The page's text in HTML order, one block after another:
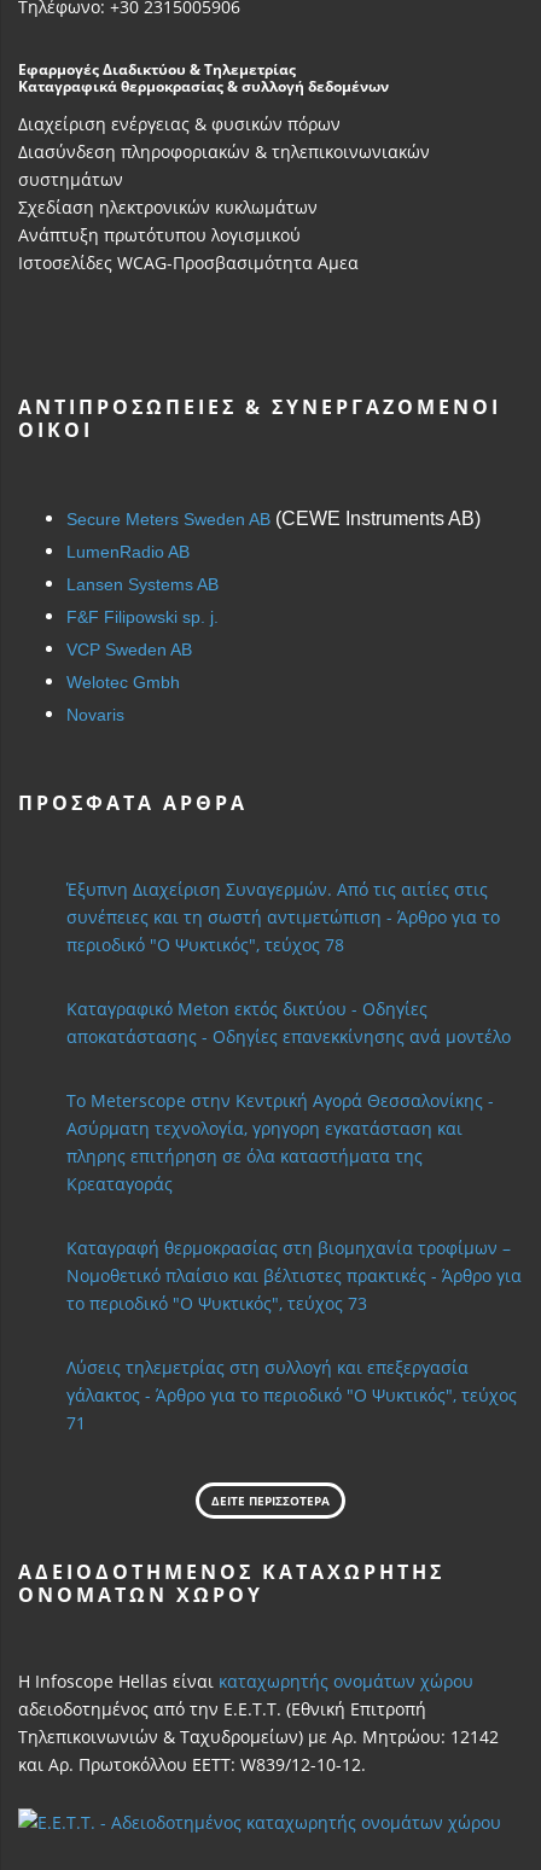
Τηλέφωνο: +30 2315005906
Εφαρμογές Διαδικτύου & Τηλεμετρίας
Καταγραφικά θερμοκρασίας & συλλογή δεδομένων
Διαχείριση ενέργειας & φυσικών πόρων
Διασύνδεση πληροφοριακών & τηλεπικοινωνιακών
συστημάτων
Σχεδίαση ηλεκτρονικών κυκλωμάτων
Ανάπτυξη πρωτότυπου λογισμικού
Ιστοσελίδες WCAG-Προσβασιμότητα Αμεα
ΑΝΤΙΠΡΟΣΩΠΕΊΕΣ & ΣΥΝΕΡΓΑΖΌΜΕΝΟΙ
ΟΊΚΟΙ
Secure Meters Sweden AB (CEWE Instruments AB)
LumenRadio AB
Lansen Systems AB
F&F Filipowski sp. j.
VCP Sweden AB
Welotec Gmbh
Novaris
ΠΡΌΣΦΑΤΑ ΆΡΘΡΑ
Έξυπνη Διαχείριση Συναγερμών. Από τις αιτίες στις
συνέπειες και τη σωστή αντιμετώπιση - Άρθρο για το
περιοδικό "Ο Ψυκτικός", τεύχος 78
Καταγραφικό Meton εκτός δικτύου - Οδηγίες
αποκατάστασης - Οδηγίες επανεκκίνησης ανά μοντέλο
Το Meterscope στην Κεντρική Αγορά Θεσσαλονίκης -
Ασύρματη τεχνολογία, γρηγορη εγκατάσταση και
πληρης επιτήρηση σε όλα καταστήματα της
Κρεαταγοράς
Καταγραφή θερμοκρασίας στη βιομηχανία τροφίμων –
Νομοθετικό πλαίσιο και βέλτιστες πρακτικές - Άρθρο για
το περιοδικό "Ο Ψυκτικός", τεύχος 73
Λύσεις τηλεμετρίας στη συλλογή και επεξεργασία
γάλακτος - Άρθρο για το περιοδικό "Ο Ψυκτικός", τεύχος
71
ΔΕΙΤΕ ΠΕΡΙΣΣΟΤΕΡΑ
ΑΔΕΙΟΔΟΤΗΜΈΝΟΣ ΚΑΤΑΧΩΡΗΤΉΣ
ΟΝΟΜΆΤΩΝ ΧΏΡΟΥ
Η Infoscope Hellas είναι καταχωρητής ονομάτων χώρου
αδειοδοτημένος από την Ε.Ε.Τ.Τ. (Εθνική Επιτροπή
Τηλεπικοινωνιών & Ταχυδρομείων) με Αρ. Μητρώου: 12142
και Αρ. Πρωτοκόλλου ΕΕΤΤ: W839/12-10-12.